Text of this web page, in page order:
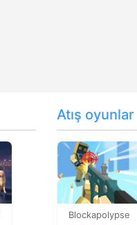
Atış oyunlar
Blockapolypse